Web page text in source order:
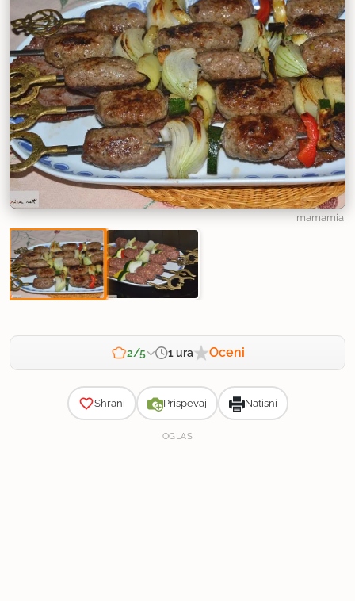
mamamia
2/5 1 ura Oceni
Shrani Prispevaj Natisni
OGLAS